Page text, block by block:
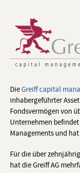
DieGreiff capital
inhabergeführter
Fondsvermögen von
Unternehmen
Managements und
Für die über
hat die Greiff AG